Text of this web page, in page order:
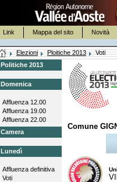
Link Mappa del sito Novità
Elezioni Ploitiche 2013
Voti
Politiche 2013
Domenica
Affluenza 12.00
Affluenza 19.00
Affluenza 22.00
Camera
Lunedì
Affluenza definitiva
Voti
Comune